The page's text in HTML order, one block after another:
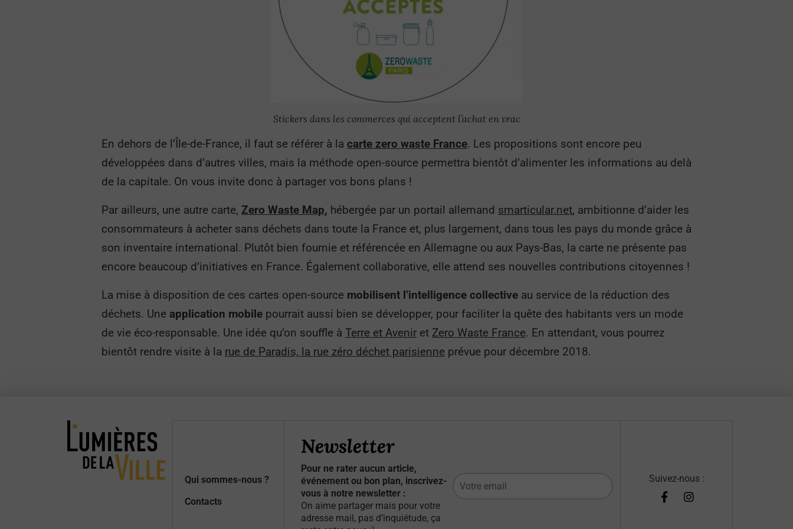
Stickers dans les commerces qui acceptent l’achat en vrac
En dehors de l’Île-de-France, il faut se référer à la carte zero waste France. Les propositions sont encore peu
développées dans d’autres villes, mais la méthode open-source permettra bientôt d’alimenter les informations au delà
de la capitale. On vous invite donc à partager vos bons plans !
Par ailleurs, une autre carte, Zero Waste Map, hébergée par un portail allemand smarticular.net, ambitionne d’aider les
consommateurs à acheter sans déchets dans toute la France et, plus largement, dans tous les pays du monde grâce à
son inventaire international. Plutôt bien fournie et référencée en Allemagne ou aux Pays-Bas, la carte ne présente pas
encore beaucoup d’initiatives en France. Également collaborative, elle attend ses nouvelles contributions citoyennes !
La mise à disposition de ces cartes open-source mobilisent l’intelligence collective au service de la réduction des
déchets. Une application mobile pourrait aussi bien se développer, pour faciliter la quête des habitants vers un mode
de vie éco-responsable. Une idée qu’on souffle à Terre et Avenir et Zero Waste France. En attendant, vous pourrez
bientôt rendre visite à la rue de Paradis, la rue zéro déchet parisienne prévue pour décembre 2018.
Qui sommes-nous ?
Contacts
Newsletter
Pour ne rater aucun article,
événement ou bon plan, inscrivez-
vous à notre newsletter :
On aime partager mais pour votre
adresse mail, pas d’inquiétude, ça
Suivez-nous :